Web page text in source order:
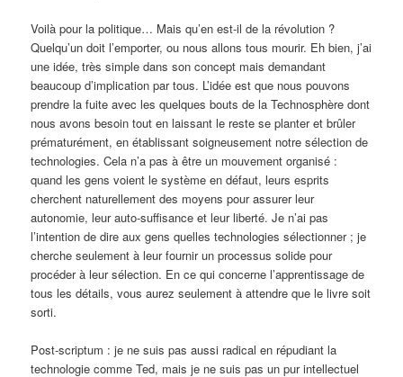
Voilà pour la politique… Mais qu’en est-il de la révolution ?
Quelqu’un doit l’emporter, ou nous allons tous mourir. Eh bien, j’ai
une idée, très simple dans son concept mais demandant
beaucoup d’implication par tous. L’idée est que nous pouvons
prendre la fuite avec les quelques bouts de la Technosphère dont
nous avons besoin tout en laissant le reste se planter et brûler
prématurément, en établissant soigneusement notre sélection de
technologies. Cela n’a pas à être un mouvement organisé :
quand les gens voient le système en défaut, leurs esprits
cherchent naturellement des moyens pour assurer leur
autonomie, leur auto-suffisance et leur liberté. Je n’ai pas
l’intention de dire aux gens quelles technologies sélectionner ; je
cherche seulement à leur fournir un processus solide pour
procéder à leur sélection. En ce qui concerne l’apprentissage de
tous les détails, vous aurez seulement à attendre que le livre soit
sorti.
Post-scriptum : je ne suis pas aussi radical en répudiant la
technologie comme Ted, mais je ne suis pas un pur intellectuel